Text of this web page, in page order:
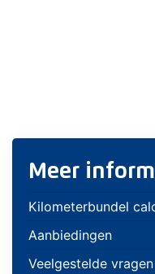
Meer
Kilometerbundel
Aanbiedingen
Veelgestelde vragen